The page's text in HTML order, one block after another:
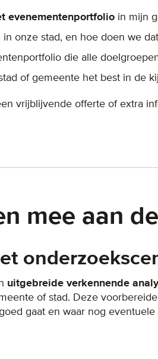
evenementenportfolio in mijn
onze stad, en hoe doen we
die alle
of gemeente het best in de
vrijblijvende offerte of extra
mee aan
uitgebreide verkennende
of stad. Deze
gaat en waar nog eventuele